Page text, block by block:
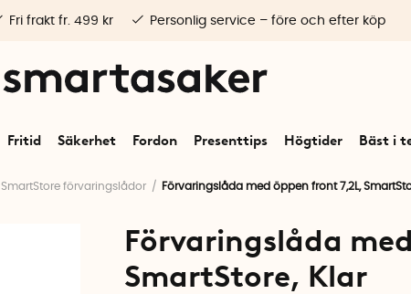
Fritid Säkerhet Fordon Presenttips Högtider Bäst i
Fri frakt fr. 499 kr Personlig service – före och efter köp
SmartStore förvaringslådor Förvaringslåda med öppen front 7,2L,
Förvaringslåda
SmartStore, Klar